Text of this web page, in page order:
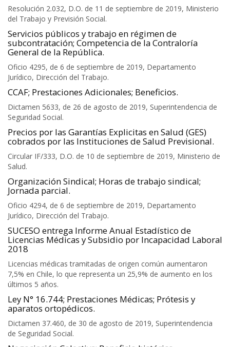
Resolución 2.032, D.O. de 11 de septiembre de 2019, Ministerio
del Trabajo y Previsión Social.
Servicios públicos y trabajo en régimen de
subcontratación; Competencia de la Contraloría
General de la República.
Oficio 4295, de 6 de septiembre de 2019, Departamento
Jurídico, Dirección del Trabajo.
CCAF; Prestaciones Adicionales; Beneficios.
Dictamen 5633, de 26 de agosto de 2019, Superintendencia de
Seguridad Social.
Precios por las Garantías Explicitas en Salud (GES)
cobrados por las Instituciones de Salud Previsional.
Circular IF/333, D.O. de 10 de septiembre de 2019, Ministerio de
Salud.
Organización Sindical; Horas de trabajo sindical;
Jornada parcial.
Oficio 4294, de 6 de septiembre de 2019, Departamento
Jurídico, Dirección del Trabajo.
SUCESO entrega Informe Anual Estadístico de
Licencias Médicas y Subsidio por Incapacidad Laboral
2018
Licencias médicas tramitadas de origen común aumentaron
7,5% en Chile, lo que representa un 25,9% de aumento en los
últimos 5 años.
Ley N° 16.744; Prestaciones Médicas; Prótesis y
aparatos ortopédicos.
Dictamen 37.460, de 30 de agosto de 2019, Superintendencia
de Seguridad Social.